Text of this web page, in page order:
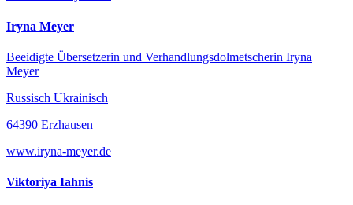
Iryna Meyer
Beeidigte Übersetzerin und Verhandlungsdolmetscherin Iryna
Meyer
Russisch Ukrainisch
64390 Erzhausen
www.iryna-meyer.de
Viktoriya Iahnis